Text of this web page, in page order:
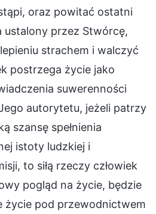
oraz powitać ostatni
przez Stwórcę,
strachem i walczyć
postrzega życie jako
suwerenności
autorytetu, jeżeli patrzy
szansę spełnienia
istoty ludzkiej i
to siłą rzeczy człowiek
pogląd na życie, będzie
życie pod przewodnictwem